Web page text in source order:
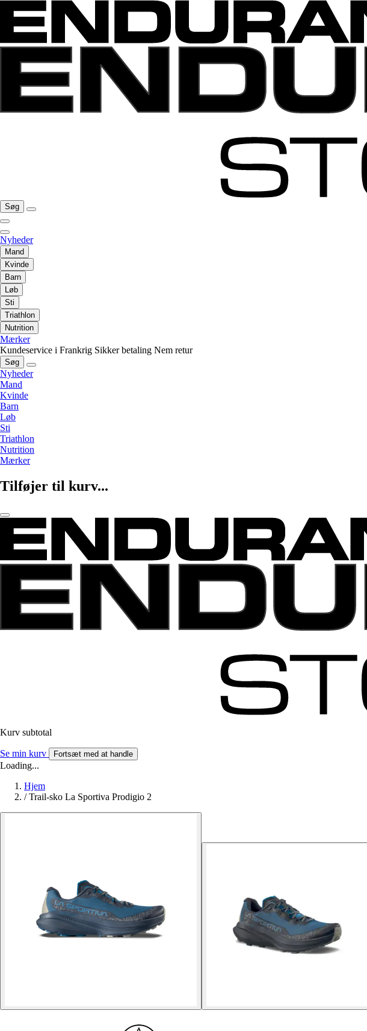
Søg
Nyheder
Mand
Kvinde
Barn
Løb
Sti
Triathlon
Nutrition
Mærker
Kundeservice i Frankrig Sikker betaling Nem retur
Søg
Nyheder
Mand
Kvinde
Barn
Løb
Sti
Triathlon
Nutrition
Mærker
Tilføjer til kurv...
Kurv subtotal
Se min kurv Fortsæt med at handle
Loading...
Hjem
/ Trail-sko La Sportiva Prodigio 2